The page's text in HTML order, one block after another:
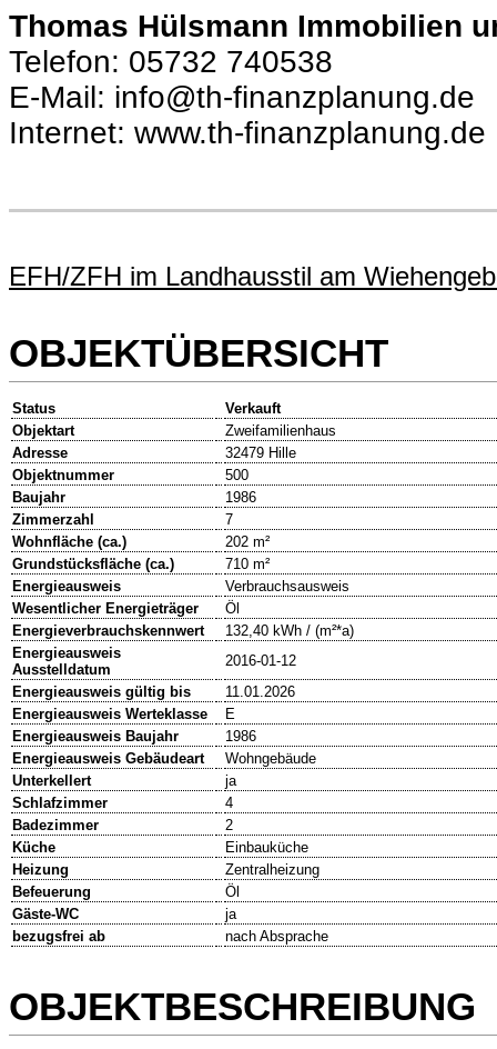
Thomas Hülsmann Immobilien
Telefon: 05732 740538
E-Mail: info@th-finanzplanung.de
Internet: www.th-finanzplanung.de
EFH/ZFH im Landhausstil am
OBJEKTÜBERSICHT
Status
Verkauft
Objektart
Zweifamilienhaus
Adresse
32479 Hille
Objektnummer
500
Baujahr
1986
Zimmerzahl
7
Wohnfläche (ca.)
202 m²
Grundstücksfläche (ca.)
710 m²
Energieausweis
Verbrauchsausweis
Wesentlicher Energieträger
Öl
Energieverbrauchskennwert
132,40 kWh / (m²*a)
Energieausweis
Ausstelldatum
2016-01-12
Energieausweis gültig bis
11.01.2026
Energieausweis Werteklasse
E
Energieausweis Baujahr
1986
Energieausweis Gebäudeart
Wohngebäude
Unterkellert
ja
Schlafzimmer
4
Badezimmer
2
Küche
Einbauküche
Heizung
Zentralheizung
Befeuerung
Öl
Gäste-WC
ja
bezugsfrei ab
nach Absprache
OBJEKTBESCHREIBUNG